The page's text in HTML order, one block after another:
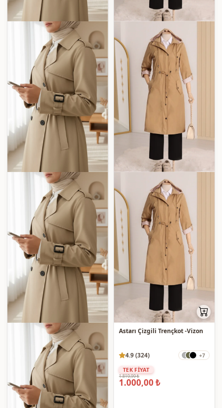
Astarı Çizgili Trençkot -Vizon
4.9 (324) +7
TEK FİYAT
1.819,99 ₺
1.000,00 ₺